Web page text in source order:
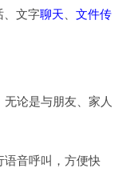
、文字聊天
文件传
论是与朋友、家人
语音呼叫，方便快